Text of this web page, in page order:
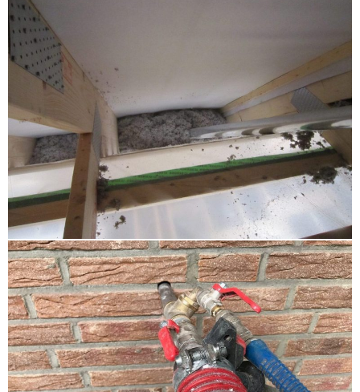
Dachschrägendämmung Brunsbüttel Glückstadt
energetische Sanierung Schwentinental
Büdelsdorf Fockbek Osterrönfeld
Büchen
Brandschutz Einblasdämmung Walddörfer
Hohlraumdämmung Heiligenhafen
Altbaudämmung
Kappeln
Dachschrägendämmung Ostholstein
energetische Sanierung Alsterdorf Winterhude
Eppendorf
, Kerndämmung Eutin,Einblasen Ratekau,
Wärmedämmung Walddörfer,Dämmung Bergedorf
Wentorf
, Obergeschossdeckendämmung
Ammersbek,energetische Sanierung Bad Segeberg
Wahlstedt
Zellulosedämmung Plön ,Supafil
Elmshorn,Gebäudedämmung Schenefeld Sülldorf,
Einblasen Halstenbek,Flachdachdämmung Mölln,
Dachdämmung Geesthacht,HK 33 Fehmarn,
Gebäudedämmung Neustadt in Holstein